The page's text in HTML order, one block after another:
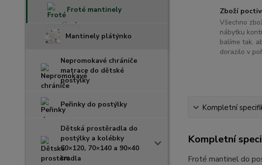
Froté mantinely
Mantinely plátýnko
Nepromokavé chrániče
matrace do dětské
postýlky
Peřinky do postýlky
Dětská prostěradla do
postýlky a kolébky
60×120, 70×140 a 90×40
cm
Zboží
Všechno
nábytku
balíme tak,
dorazilo v
Kompletní
Kompletní
Froté mantinel do